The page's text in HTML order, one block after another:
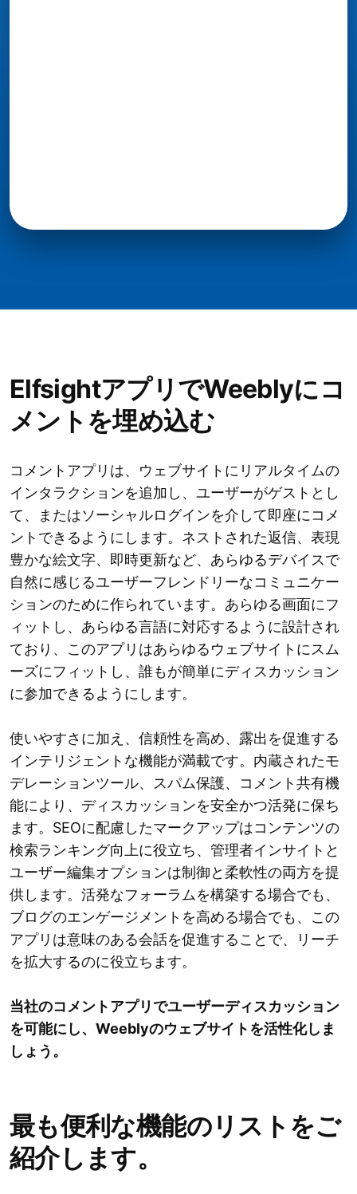
ElfsightアプリでWeeblyにコ
メントを埋め込む
コメントアプリは、ウェブサイトにリアルタイムの
インタラクションを追加し、ユーザーがゲストとし
て、またはソーシャルログインを介して即座にコメ
ントできるようにします。ネストされた返信、表現
豊かな絵文字、即時更新など、あらゆるデバイスで
自然に感じるユーザーフレンドリーなコミュニケー
ションのために作られています。あらゆる画面にフ
ィットし、あらゆる言語に対応するように設計され
ており、このアプリはあらゆるウェブサイトにスム
ーズにフィットし、誰もが簡単にディスカッション
に参加できるようにします。
使いやすさに加え、信頼性を高め、露出を促進する
インテリジェントな機能が満載です。内蔵されたモ
デレーションツール、スパム保護、コメント共有機
能により、ディスカッションを安全かつ活発に保ち
ます。SEOに配慮したマークアップはコンテンツの
検索ランキング向上に役立ち、管理者インサイトと
ユーザー編集オプションは制御と柔軟性の両方を提
供します。活発なフォーラムを構築する場合でも、
ブログのエンゲージメントを高める場合でも、この
アプリは意味のある会話を促進することで、リーチ
を拡大するのに役立ちます。
当社のコメントアプリでユーザーディスカッション
を可能にし、Weeblyのウェブサイトを活性化しま
しょう。
最も便利な機能のリストをご
紹介します。